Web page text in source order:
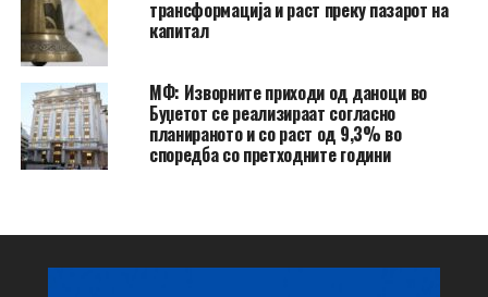
трансформација и раст преку пазарот на
капитал
МФ: Изворните приходи од даноци во
Буџетот се реализираат согласно
планираното и со раст од 9,3% во
споредба со претходните години